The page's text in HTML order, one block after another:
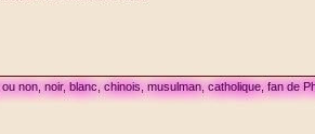
non, noir, blanc, chinois, musulman, catholique, fan de